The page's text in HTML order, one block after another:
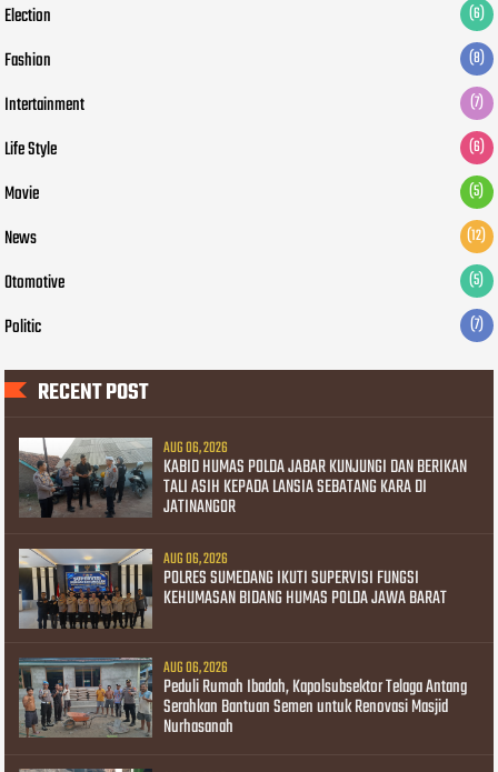
Election (6)
Fashion (8)
Intertainment (7)
Life Style (6)
Movie (5)
News (12)
Otomotive (5)
Politic (7)
RECENT POST
AUG 06, 2026
KABID HUMAS POLDA JABAR KUNJUNGI DAN BERIKAN
TALI ASIH KEPADA LANSIA SEBATANG KARA DI
JATINANGOR
AUG 06, 2026
POLRES SUMEDANG IKUTI SUPERVISI FUNGSI
KEHUMASAN BIDANG HUMAS POLDA JAWA BARAT
AUG 06, 2026
Peduli Rumah Ibadah, Kapolsubsektor Telaga Antang
Serahkan Bantuan Semen untuk Renovasi Masjid
Nurhasanah